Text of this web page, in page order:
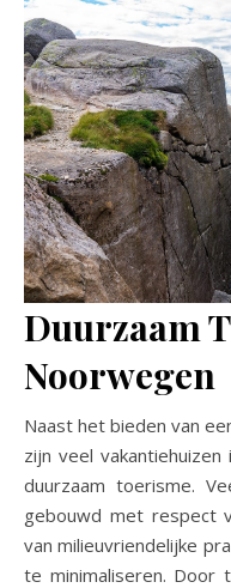
Duurzaam
Noorwegen
Naast het bieden van
zijn veel
duurzaam toerisme.
gebouwd met respect
van milieuvriendelijke
te minimaliseren. Door